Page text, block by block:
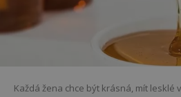
Každá žena chce být krásná, mít lesklé